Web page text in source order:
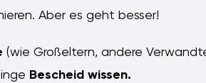
Aber es geht besser!
(wie Großeltern, andere
Bescheid wissen.